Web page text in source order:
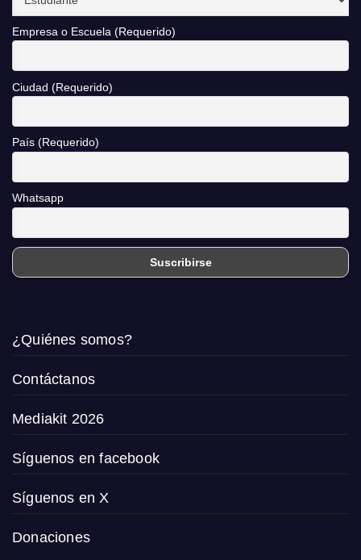
Empresa o Escuela (Requerido)
Ciudad (Requerido)
País (Requerido)
Whatsapp
¿Quiénes somos?
Contáctanos
Mediakit 2026
Síguenos en facebook
Síguenos en X
Donaciones